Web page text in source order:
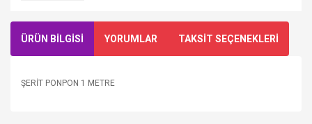
ÜRÜN BİLGİSİ YORUMLAR TAKSİT SEÇENEKLERİ
ŞERİT PONPON 1 METRE